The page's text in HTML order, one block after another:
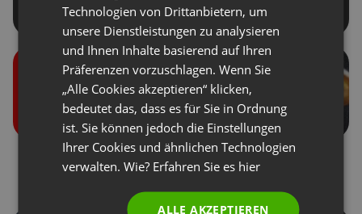
Benutzerrollen bei den
Veranstaltungen
Spenden von
Teilnehmern
POLISH
RUSSIAN
SPANISH
ITALIAN
Technologien von Drittanbietern, um
unsere Dienstleistungen zu analysieren
und Ihnen Inhalte basierend auf Ihren
Präferenzen vorzuschlagen. Wenn Sie
„Alle Cookies akzeptieren“ klicken,
bedeutet das, dass es für Sie in Ordnung
ist. Sie können jedoch die Einstellungen
Ihrer Cookies und ähnlichen Technologien
verwalten. Wie? Erfahren Sie es hier
ALLE AKZEPTIEREN